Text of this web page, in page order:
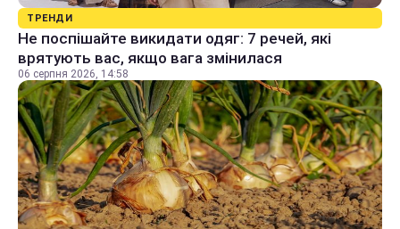
ТРЕНДИ
Не поспішайте викидати одяг: 7 речей, які
врятують вас, якщо вага змінилася
06 серпня 2026, 14:58